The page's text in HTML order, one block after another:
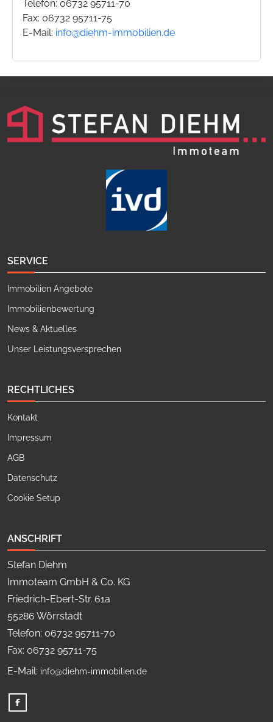
Telefon: 06732 95711-70
Fax: 06732 95711-75
E-Mail: info@diehm-immobilien.de
SERVICE
Immobilien Angebote
Immobilienbewertung
News & Aktuelles
Unser Leistungsversprechen
RECHTLICHES
Kontakt
Impressum
AGB
Datenschutz
Cookie Setup
ANSCHRIFT
Stefan Diehm
Immoteam GmbH & Co. KG
Friedrich-Ebert-Str. 61a
55286 Wörrstadt
Telefon: 06732 95711-70
Fax: 06732 95711-75
E-Mail: info@diehm-immobilien.de